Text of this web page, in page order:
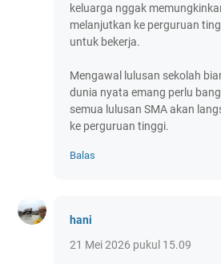
keluarga nggak
melanjutkan ke perguruan
untuk bekerja.
Mengawal lulusan sekolah
dunia nyata emang perlu
semua lulusan SMA akan
ke perguruan tinggi.
Balas
hani
21 Mei 2026 pukul 15.09